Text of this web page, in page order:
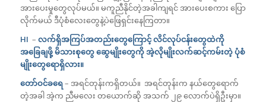
အားပေးမှုတွေလုပ်မယ်။ မကူညီနိုင်တဲ့အခါကျရင် အားပေးစကား ပြော
လိုက်မယ် ဒီပုံစံလေးတွေနဲ့ပဲဖြေရှင်းနေကြတာ။
HI – လက်ရှိအကြပ်အတည်းတွေကြောင့် လိင်လုပ်ငန်းတွေထဲကို
အခြေချဖို့ မိသားစုတွေ ဆွေမျိုးတွေကို အဲ့လိုမျိုးလက်ဆင့်ကမ်းတဲ့ ပုံစံ
မျိုးတွေရောရှိလား။
တော်ဝင်ခရေ– အရင်တုန်းကရှိတယ်။ အရင်တုန်းက နယ်တွေရောက်
တဲ့အခါ အဲ့က ညီမလေး တယောက်ဆို အသက် ၂၉ လောက်ပဲရှိဦးမှာ။